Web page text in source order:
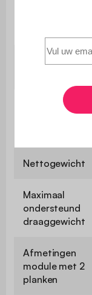
Afmetingen
Nettogewicht
Maximaal
ondersteund
draaggewicht
Afmetingen
module met 2
planken